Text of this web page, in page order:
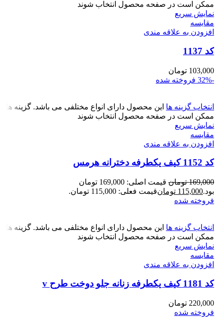
ممکن است در صفحه محصول انتخاب شوند
نمایش سریع
مقايسه
افزودن به علاقه مندی
کد 1137
103,000 تومان
-32%
فروخته شده
انتخاب گزینه ها این محصول دارای انواع مختلفی می باشد. گزینه ها
ممکن است در صفحه محصول انتخاب شوند
نمایش سریع
مقايسه
افزودن به علاقه مندی
کد 1152 کیف یکطرفه دخترانه هرمس
169,000 تومان
قیمت اصلی: 169,000 تومان
بود.115,000 تومانقیمت فعلی: 115,000 تومان.
فروخته شده
انتخاب گزینه ها این محصول دارای انواع مختلفی می باشد. گزینه ها
ممکن است در صفحه محصول انتخاب شوند
نمایش سریع
مقايسه
افزودن به علاقه مندی
کد 1181 کیف یکطرفه زنانه جلو دوخت طرح v
220,000 تومان
فروخته شده